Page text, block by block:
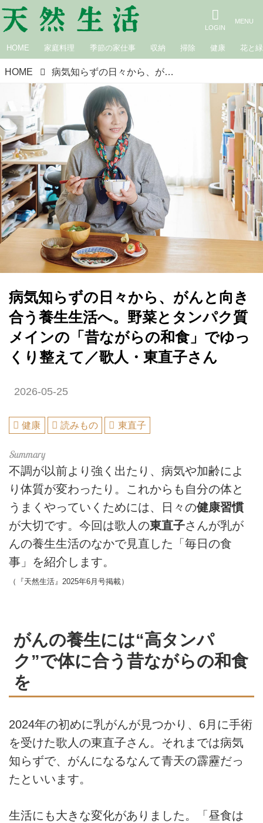
HOME 家庭料理 季節の家仕事 収納 掃除 健康 花と緑
HOME 病気知らずの日々から、がんと向き合う養生生活へ。野菜とタンパク質メインの「昔ながらの和食」でゆっくり整えて／歌人・東直子さん
病気知らずの日々から、がんと向き
合う養生生活へ。野菜とタンパク質
メインの「昔ながらの和食」でゆっ
くり整えて／歌人・東直子さん
2026-05-25
健康 読みもの 東直子
不調が以前より強く出たり、病気や加齢によ
り体質が変わったり。これからも自分の体と
うまくやっていくためには、日々の健康習慣
が大切です。今回は歌人の東直子さんが乳が
んの養生生活のなかで見直した「毎日の食
事」を紹介します。
（『天然生活』2025年6月号掲載）
がんの養生には“高タンパ
ク”で体に合う昔ながらの和食
を
2024年の初めに乳がんが見つかり、6月に手術
を受けた歌人の東直子さん。それまでは病気
知らずで、がんになるなんて青天の霹靂だっ
たといいます。
生活にも大きな変化がありました。「昼食は